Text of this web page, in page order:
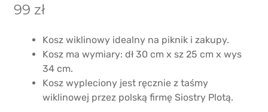
99 zł
Kosz wiklinowy idealny na piknik i zakupy.
Kosz ma wymiary: dł 30 cm x sz 25 cm x wys
34 cm.
Kosz wypleciony jest ręcznie z taśmy
wiklinowej przez polską firmę Siostry Plotą.